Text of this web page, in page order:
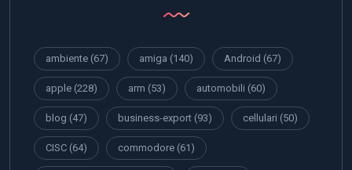
ambiente (67) amiga (140) Android (67)
apple (228) arm (53) automobili (60)
blog (47) business-export (93) cellulari (50)
CISC (64) commodore (61)